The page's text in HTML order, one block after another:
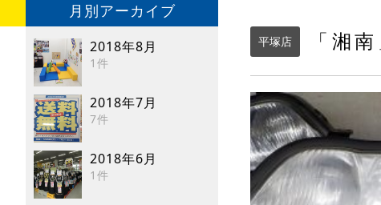
月別アーカイブ
2018年8月
1件
2018年7月
7件
2018年6月
1件
平塚店 「湘